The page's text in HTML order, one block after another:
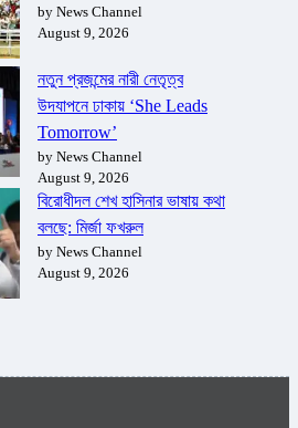
by News Channel
August 9, 2026
নতুন প্রজন্মের নারী নেতৃত্ব
উদযাপনে ঢাকায় ‘She Leads
Tomorrow’
by News Channel
August 9, 2026
বিরোধীদল শেখ হাসিনার ভাষায় কথা
বলছে: মির্জা ফখরুল
by News Channel
August 9, 2026